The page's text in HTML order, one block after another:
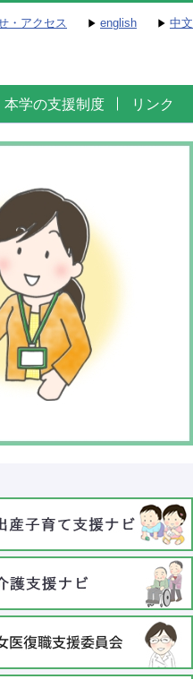
・アクセス english 中文
本学の支援制度 リンク